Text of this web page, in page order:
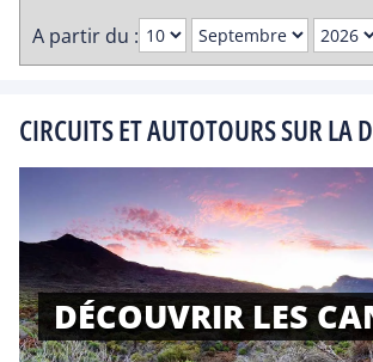
A partir du :
CIRCUITS ET AUTOTOURS SUR LA
DÉCOUVRIR LES